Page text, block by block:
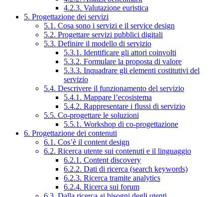
4.2.3. Valutazione euristica
5. Progettazione dei servizi
5.1. Cosa sono i servizi e il service design
5.2. Progettare servizi pubblici digitali
5.3. Definire il modello di servizio
5.3.1. Identificare gli attori coinvolti
5.3.2. Formulare la proposta di valore
5.3.3. Inquadrare gli elementi costitutivi del
servizio
5.4. Descrivere il funzionamento del servizio
5.4.1. Mappare l’ecosistema
5.4.2. Rappresentare i flussi di servizio
5.5. Co-progettare le soluzioni
5.5.1. Workshop di co-progettazione
6. Progettazione dei contenuti
6.1. Cos’è il content design
6.2. Ricerca utente sui contenuti e il linguaggio
6.2.1. Content discovery
6.2.2. Dati di ricerca (search keywords)
6.2.3. Ricerca tramite analytics
6.2.4. Ricerca sui forum